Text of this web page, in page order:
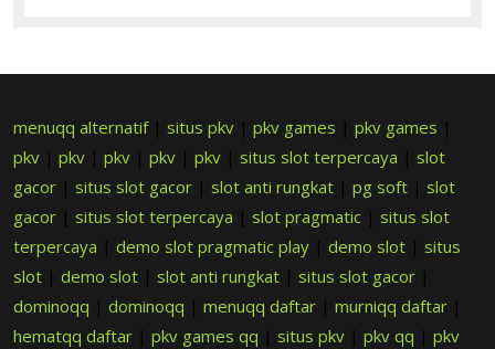
menuqq alternatif| situs pkv | pkv games | pkv games |
pkv | pkv | pkv | pkv | pkv | situs slot terpercaya | slot
gacor | situs slot gacor | slot anti rungkat | pg soft | slot
gacor | situs slot terpercaya | slot pragmatic | situs slot
terpercaya | demo slot pragmatic play | demo slot | situs
slot | demo slot | slot anti rungkat | situs slot gacor |
dominoqq | dominoqq | menuqq daftar | murniqq daftar |
hematqq daftar | pkv games qq | situs pkv | pkv qq | pkv